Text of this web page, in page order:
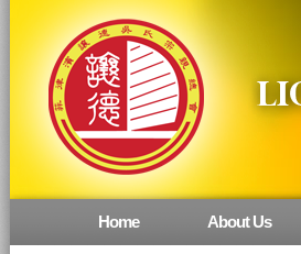
Main menu
Home About Us